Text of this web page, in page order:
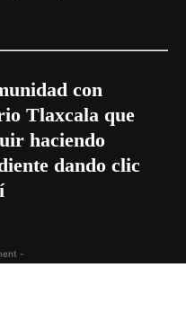
con
Tlaxcala que
haciendo
dando clic
-